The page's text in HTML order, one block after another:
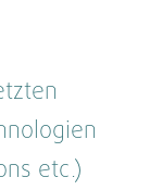
etc.)